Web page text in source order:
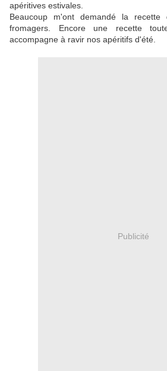
apéritives estivales.
Beaucoup m'ont demandé la
fromagers. Encore une recette
accompagne à ravir nos apéritifs d'été.
Publicité